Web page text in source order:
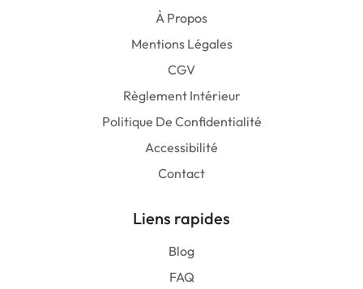
À Propos
Mentions Légales
CGV
Règlement Intérieur
Politique De Confidentialité
Accessibilité
Contact
Liens rapides
Blog
FAQ